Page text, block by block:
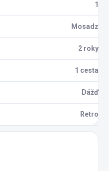
1
Mosadz
2 roky
1 cesta
Dážď
Retro